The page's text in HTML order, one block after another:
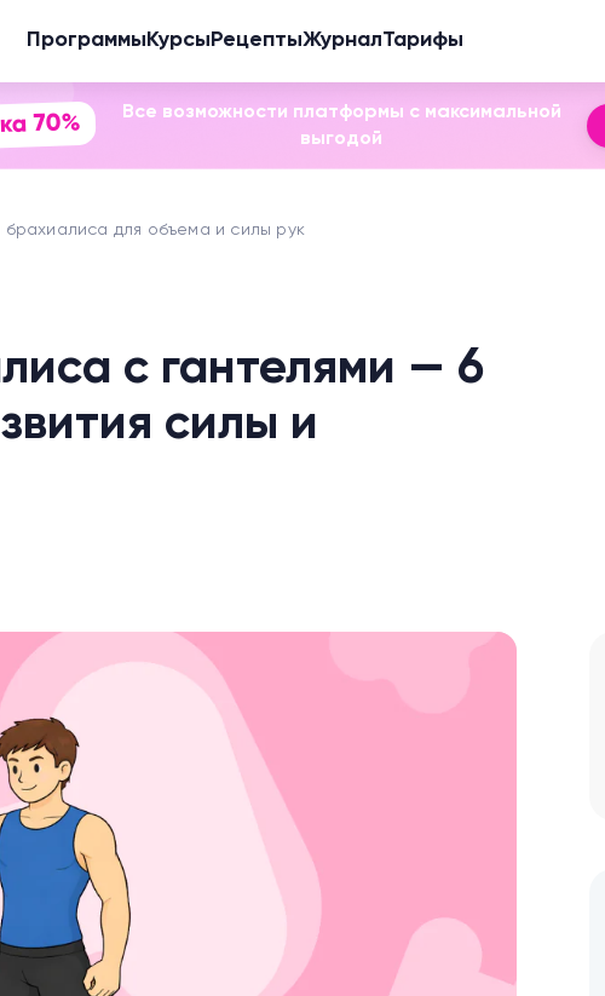
Программы Курсы РецептыЖурналТарифы
70%
Все возможности платформы с максимальной
выгодой
брахиалиса для объема и силы рук
с гантелями — 6
силы и